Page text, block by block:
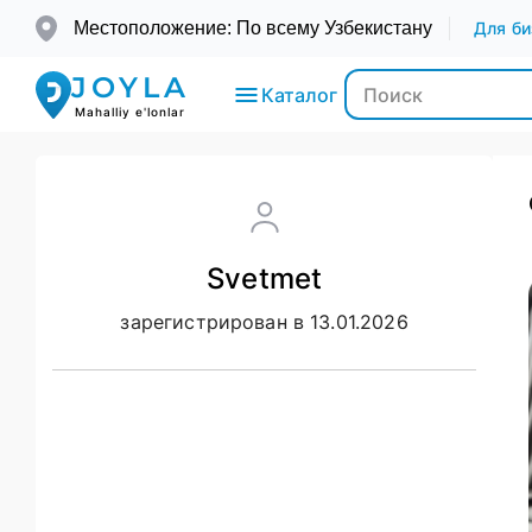
Местоположение: По всему Узбекистану Для
JOYLA
Mahalliy e'lonlar
Каталог
Мода и
Svetmet
зарегистрирован в 13.01.2026